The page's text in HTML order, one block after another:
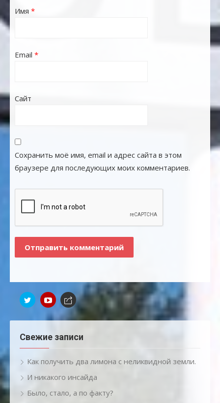
Имя *
Email *
Сайт
Сохранить моё имя, email и адрес сайта в этом
браузере для последующих моих комментариев.
Свежие записи
Как получить два лимона с неликвидной земли.
И никакого инсайда
Было, стало, а по факту?